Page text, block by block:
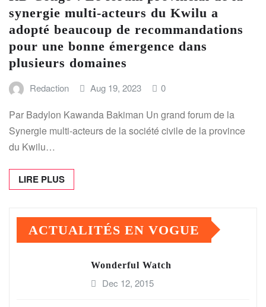
synergie multi-acteurs du Kwilu a
adopté beaucoup de recommandations
pour une bonne émergence dans
plusieurs domaines
Redaction Aug 19, 2023 0
Par Badylon Kawanda Bakiman Un grand forum de la
Synergie multi-acteurs de la société civile de la province
du Kwilu…
LIRE PLUS
ACTUALITÉS EN VOGUE
Wonderful Watch
Dec 12, 2015